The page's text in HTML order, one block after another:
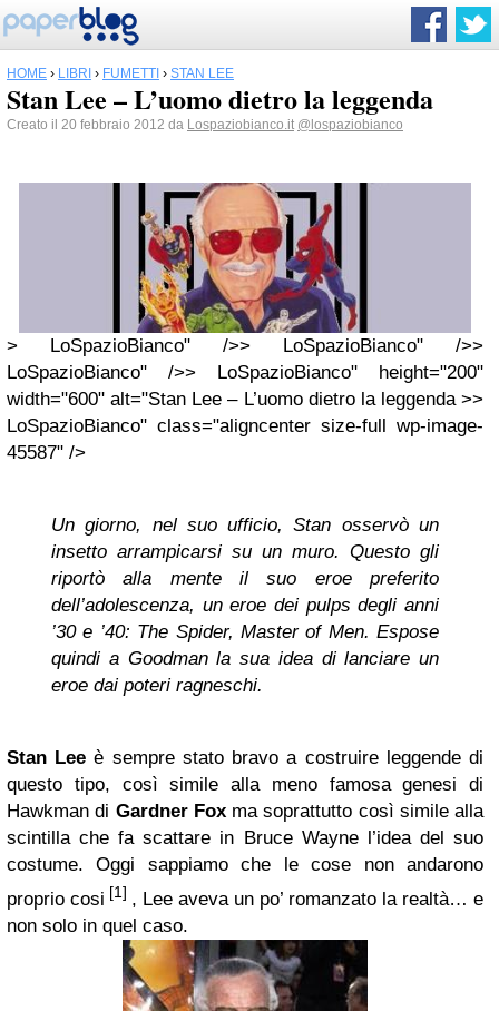
HOME › LIBRI › FUMETTI › STAN LEE
Stan Lee – L’uomo dietro la leggenda
Creato il 20 febbraio 2012 da Lospaziobianco.it @lospaziobianco
> LoSpazioBianco" />> LoSpazioBianco" />>
LoSpazioBianco" />> LoSpazioBianco" height="200"
width="600" alt="Stan Lee – L’uomo dietro la leggenda >>
LoSpazioBianco" class="aligncenter size-full wp-image-
45587" />
Un giorno, nel suo ufficio, Stan osservò un
insetto arrampicarsi su un muro. Questo gli
riportò alla mente il suo eroe preferito
dell’adolescenza, un eroe dei pulps degli anni
’30 e ’40: The Spider, Master of Men. Espose
quindi a Goodman la sua idea di lanciare un
eroe dai poteri ragneschi.
Stan Lee è sempre stato bravo a costruire leggende di
questo tipo, così simile alla meno famosa genesi di
Hawkman di Gardner Foxma soprattutto così simile alla
scintilla che fa scattare in Bruce Wayne l’idea del suo
costume. Oggi sappiamo che le cose non andarono
proprio cosi [1] , Lee aveva un po’ romanzato la realtà… e
non solo in quel caso.